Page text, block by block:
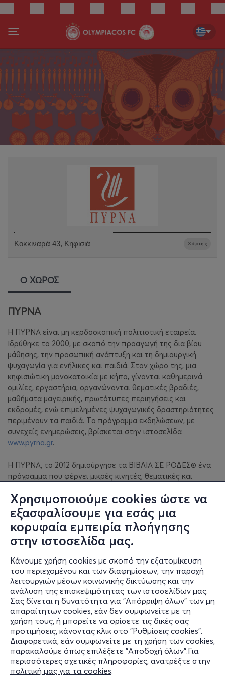
Χρησιμοποιούμε cookies ώστε να
εξασφαλίσουμε για εσάς μια
κορυφαία εμπειρία πλοήγησης
στην ιστοσελίδα μας.
Κάνουμε χρήση cookies με σκοπό την εξατομίκευση
του περιεχομένου και των διαφημίσεων, την παροχή
λειτουργιών μέσων κοινωνικής δικτύωσης και την
ανάλυση της επισκεψιμότητας των ιστοσελίδων μας.
Σας δίνεται η δυνατότητα για "Απόρριψη όλων" των μη
απαραίτητων cookies, εάν δεν συμφωνείτε με τη
χρήση τους, ή μπορείτε να ορίσετε τις δικές σας
προτιμήσεις, κάνοντας κλικ στο "Ρυθμίσεις cookies".
Διαφορετικά, εάν συμφωνείτε με τη χρήση των cookies,
παρακαλούμε όπως επιλέξετε "Αποδοχή όλων".Για
περισσότερες σχετικές πληροφορίες, ανατρέξτε στην
πολιτική μας για τα cookies.
Κοκκιναρά 43, Κηφισιά Χάρτης
Ο ΧΩΡΟΣ
ΠΥΡΝΑ
Η ΠΥΡΝΑ είναι μη κερδοσκοπική πολιτιστική εταιρεία.
Ιδρύθηκε το 2000, με σκοπό την προαγωγή της δια βίου
μάθησης, την προσωπική ανάπτυξη και τη δημιουργική
ψυχαγωγία για ενήλικες και παιδιά. Στον χώρο της, μια
κηφισιώτικη μονοκατοικία με κήπο, γίνονται καθημερινά
ομιλίες, εργαστήρια, οργανώνονται θεματικές βραδιές,
μαθήματα μαγειρικής, πρωτότυπες περιηγήσεις και
εκδρομές, ενώ επιμελημένες ψυχαγωγικές δραστηριότητες
περιμένουν τα παιδιά. Tο πρόγραμμα εκδηλώσεων, με
συνεχείς ενημερώσεις, βρίσκεται στην ιστοσελίδα
www.pyrna.gr.
Η ΠΥΡΝΑ, το 2012 δημιούργησε τα ΒΙΒΛΙΑ ΣΕ ΡΟΔΕΣ® ένα
πρόγραμμα που φέρνει μικρές κινητές, θεματικές και
την Ελλάδα. Μέχρι σήμερα, πάνω από 600 σχολικές τάξεις
έχουν υποδεχθεί με ενθουσιασμό τα ΒΙΒΛΙΑ ΣΕ ΡΟΔΕΣ®.
Μπορείτε να παρακολουθείτε τα ταξίδια των Βιβλίων σε
Ρόδες στην ιστοσελίδα www.vivliaserodes.gr .
αυτοχρηματοδοτούμενες και βασίζονται στη συμμετοχή
μελών και φίλων, σε χορηγίες καθώς και στην εθελοντική
προσφορά εργασίας. Για περισσότερες πληροφορίες ή
εγγραφές, παρακαλούμε απευθυνθείτε στην γραμματεία
της ΠΥΡΝΑΣ, Δευτ. ως Παρ. 10.00-14.00 και Δευτ. Τετ. Πεμ.
Παρ. 17.00-19.00, τηλ. 2106230913, email:
pyrnanet@otenet.gr.